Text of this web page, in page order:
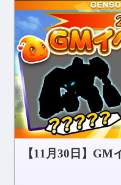
コミュニティ
【11月30日】GM